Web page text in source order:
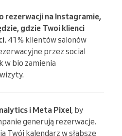
rezerwacji na Instagramie,
gdzie Twoi klienci
41% klientów salonów
przez social
w bio zamienia
i Meta Pixel, by
generują rezerwacje.
Twój kalendarz w słabsze